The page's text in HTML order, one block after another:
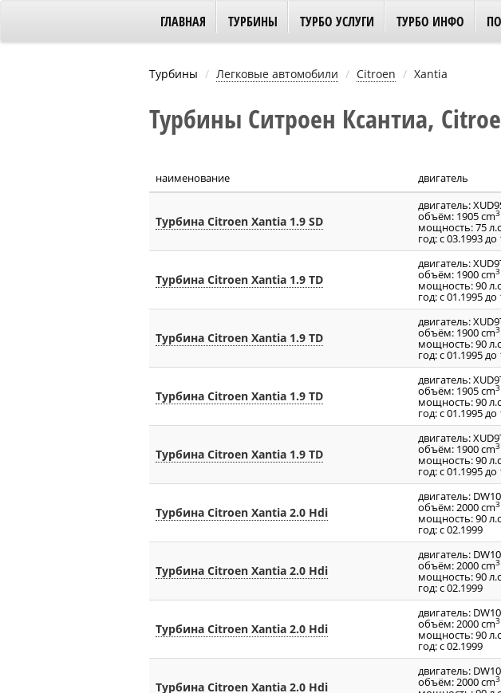
ГЛАВНАЯ ТУРБИНЫ ТУРБО УСЛУГИ ТУРБО ИНФО
Турбины Легковые автомобили Citroen Xantia
Турбины Ситроен Ксантиа,
наименование двигатель
Турбина Citroen Xantia 1.9 SD
двигатель:
объём: 1905 cm3
мощность: 75
год: с 03.1993 до
Турбина Citroen Xantia 1.9 TD
двигатель:
объём: 1900 cm3
мощность: 90
год: с 01.1995 до
Турбина Citroen Xantia 1.9 TD
двигатель:
объём: 1900 cm3
мощность: 90
год: с 01.1995 до
Турбина Citroen Xantia 1.9 TD
двигатель:
объём: 1905 cm3
мощность: 90
год: с 01.1995 до
Турбина Citroen Xantia 1.9 TD
двигатель:
объём: 1900 cm3
мощность: 90
год: с 01.1995 до
Турбина Citroen Xantia 2.0 Hdi
двигатель:
объём: 2000 cm3
мощность: 90
год: с 02.1999
Турбина Citroen Xantia 2.0 Hdi
двигатель:
объём: 2000 cm3
мощность: 90
год: с 02.1999
Турбина Citroen Xantia 2.0 Hdi
двигатель:
объём: 2000 cm3
мощность: 90
год: с 02.1999
Турбина Citroen Xantia 2.0 Hdi
двигатель:
объём: 2000 cm3